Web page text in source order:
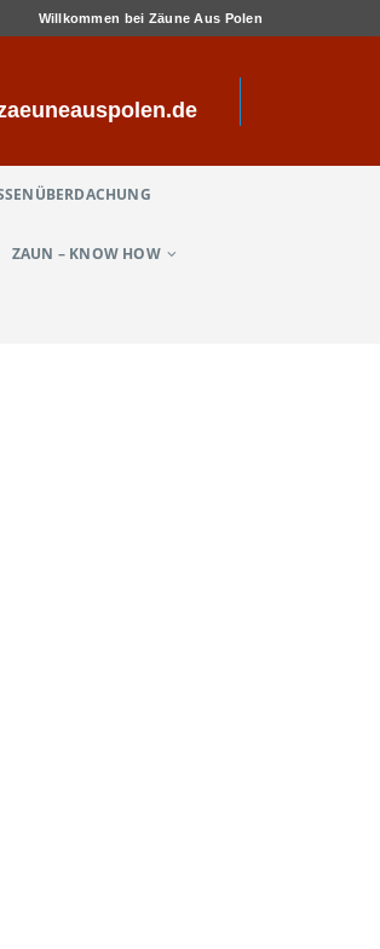
Willkommen bei Zäune Aus Polen
ZAUN – KNOW HOW